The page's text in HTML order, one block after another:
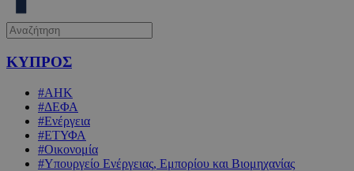
ΚΥΠΡΟΣ
#ΑΗΚ
#ΔΕΦΑ
#Ενέργεια
#ΕΤΥΦΑ
#Οικονομία
#Υπουργείο Ενέργειας, Εμπορίου και Βιομηχανίας